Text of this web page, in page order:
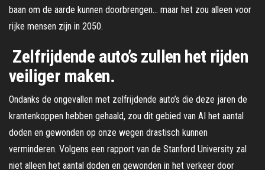
baan om de aarde kunnen doorbrengen… maar het zou alleen voor
rijke mensen zijn in 2050.
Zelfrijdende auto’s zullen het rijden
veiliger maken.
Ondanks de ongevallen met zelfrijdende auto’s die deze jaren de
krantenkoppen hebben gehaald, zou dit gebied van AI het aantal
doden en gewonden op onze wegen drastisch kunnen
verminderen. Volgens een rapport van de Stanford University zal
niet alleen het aantal doden en gewonden in het verkeer door